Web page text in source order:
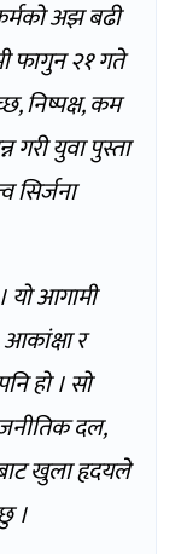
अझ बढी
फागुन २१ गते
निष्पक्ष, कम
गरी युवा पुस्ता
सिर्जना
। यो आगामी
र
हो । सो
दल,
खुला हृदयले
।